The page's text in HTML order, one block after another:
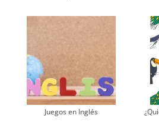
Juegos en Inglés